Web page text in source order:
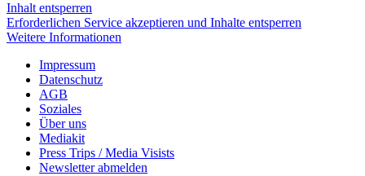
Inhalt entsperren
Erforderlichen Service akzeptieren und Inhalte entsperren
Weitere Informationen
Impressum
Datenschutz
AGB
Soziales
Über uns
Mediakit
Press Trips / Media Visists
Newsletter abmelden